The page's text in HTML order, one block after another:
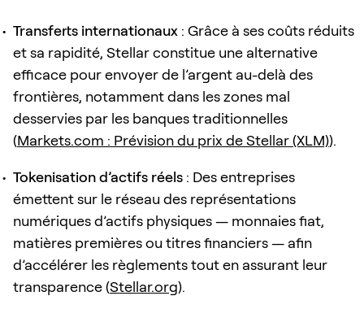
Transferts internationaux : Grâce à ses coûts réduits
et sa rapidité, Stellar constitue une alternative
efficace pour envoyer de l’argent au-delà des
frontières, notamment dans les zones mal
desservies par les banques traditionnelles
(Markets.com : Prévision du prix de Stellar (XLM)).
Tokenisation d’actifs réels : Des entreprises
émettent sur le réseau des représentations
numériques d’actifs physiques — monnaies fiat,
matières premières ou titres financiers — afin
d’accélérer les règlements tout en assurant leur
transparence (Stellar.org).